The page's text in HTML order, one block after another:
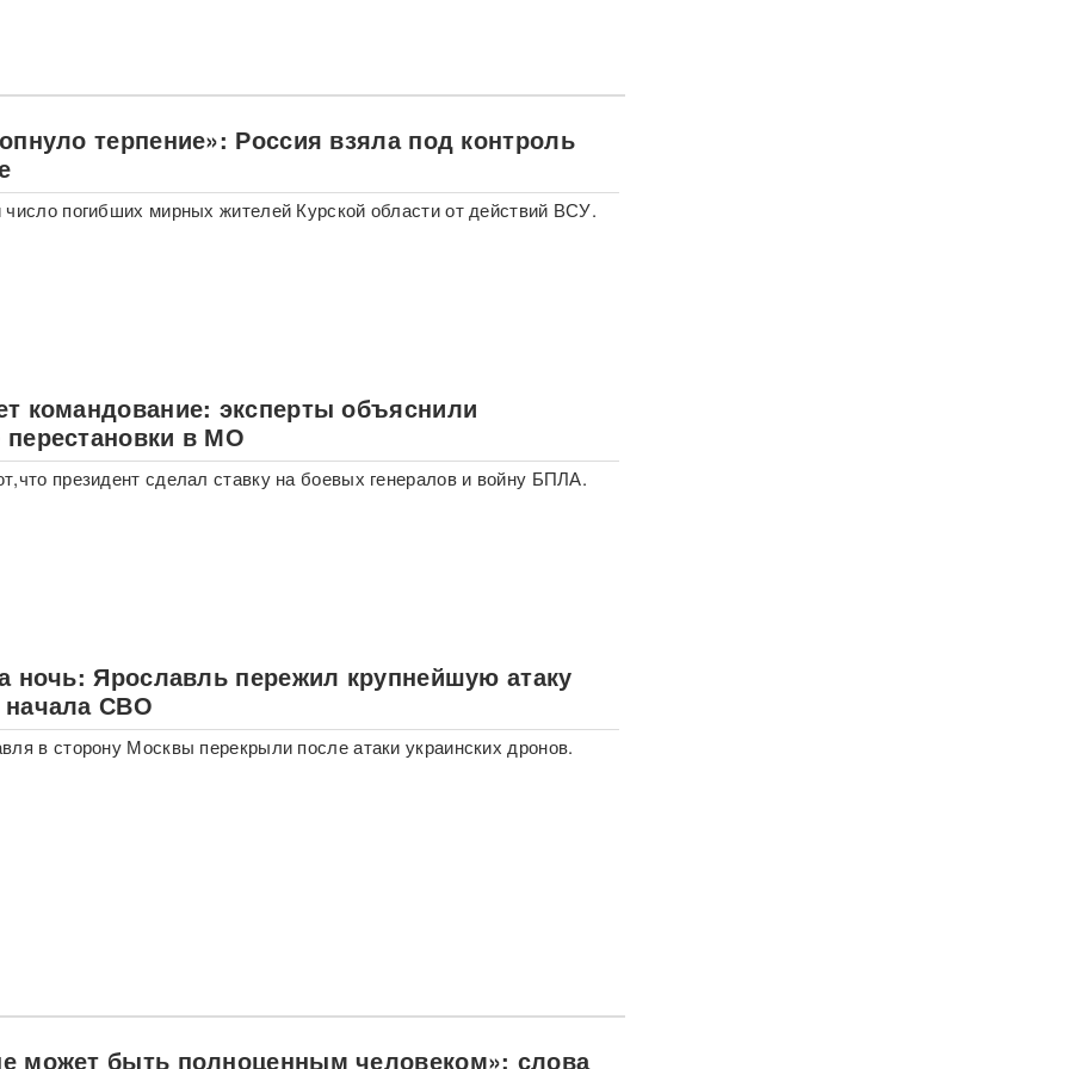
терпение»: Россия взяла под контроль
погибших мирных жителей Курской области от действий ВСУ.
командование: эксперты объяснили
в МО
президент сделал ставку на боевых генералов и войну БПЛА.
ночь: Ярославль пережил крупнейшую атаку
СВО
в сторону Москвы перекрыли после атаки украинских дронов.
может быть полноценным человеком»: слова